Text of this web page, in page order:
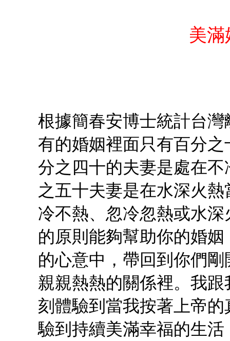
美滿
根據簡春安博士統計台
有的婚姻裡面只有百分
分之四十的夫妻是處在
之五十夫妻是在水深火
冷不熱、忽冷忽熱或水
的原則能夠幫助你的婚
的心意中，帶回到你們
親親熱熱的關係裡。我
刻體驗到當我按著上帝
驗到持續美滿幸福的生